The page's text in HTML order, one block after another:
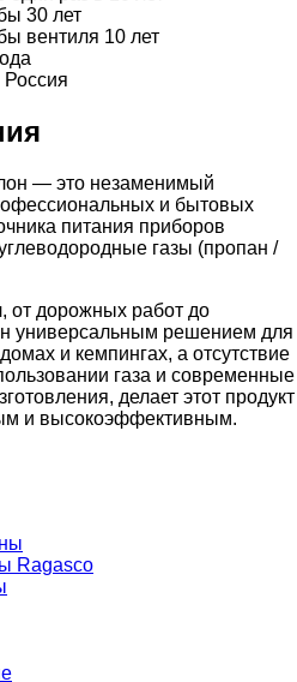
30 лет
вентиля 10 лет
Россия
— это незаменимый
и бытовых
питания приборов
газы (пропан /
от дорожных работ до
универсальным решением для
и кемпингах, а отсутствие
газа и современные
делает этот продукт
и высокоэффективным.
Ragasco